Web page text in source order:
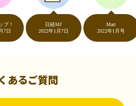
ピングをモッピーを経由するだけでポイ
早く教えてほしかった～！貯まったポイ
プチ贅沢を楽しんでます♪
カードを発行するだけでポイントが貯ま
日経MJ
2022年1月7日
2022年1月号
あるご質問